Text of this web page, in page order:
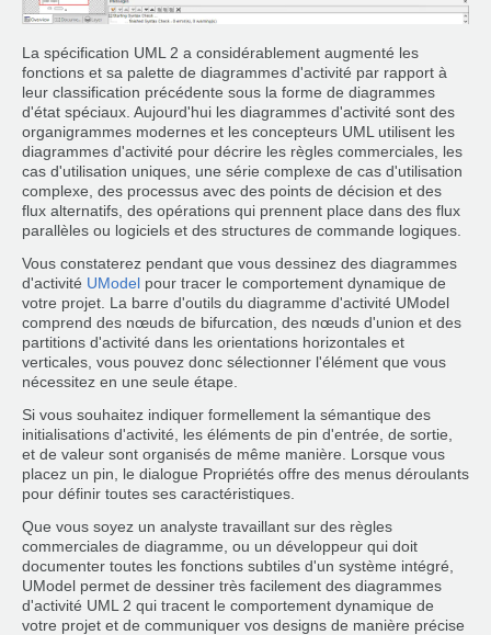
La spécification UML 2 a considérablement augmenté les
fonctions et sa palette de diagrammes d'activité par rapport à
leur classification précédente sous la forme de diagrammes
d'état spéciaux. Aujourd'hui les diagrammes d'activité sont des
organigrammes modernes et les concepteurs UML utilisent les
diagrammes d'activité pour décrire les règles commerciales, les
cas d'utilisation uniques, une série complexe de cas d'utilisation
complexe, des processus avec des points de décision et des
flux alternatifs, des opérations qui prennent place dans des flux
parallèles ou logiciels et des structures de commande logiques.
Vous constaterez pendant que vous dessinez des diagrammes
d'activité UModel pour tracer le comportement dynamique de
votre projet. La barre d'outils du diagramme d'activité UModel
comprend des nœuds de bifurcation, des nœuds d'union et des
partitions d'activité dans les orientations horizontales et
verticales, vous pouvez donc sélectionner l'élément que vous
nécessitez en une seule étape.
Si vous souhaitez indiquer formellement la sémantique des
initialisations d'activité, les éléments de pin d'entrée, de sortie,
et de valeur sont organisés de même manière. Lorsque vous
placez un pin, le dialogue Propriétés offre des menus déroulants
pour définir toutes ses caractéristiques.
Que vous soyez un analyste travaillant sur des règles
commerciales de diagramme, ou un développeur qui doit
documenter toutes les fonctions subtiles d'un système intégré,
UModel permet de dessiner très facilement des diagrammes
d'activité UML 2 qui tracent le comportement dynamique de
votre projet et de communiquer vos designs de manière précise